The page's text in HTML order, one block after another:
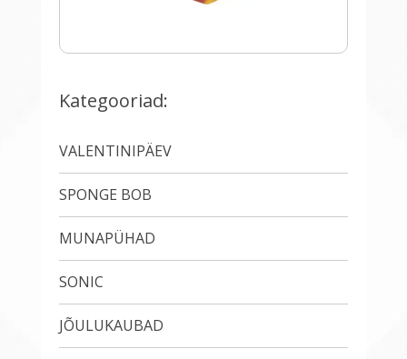
Kategooriad:
VALENTINIPÄEV
SPONGE BOB
MUNAPÜHAD
SONIC
JÕULUKAUBAD